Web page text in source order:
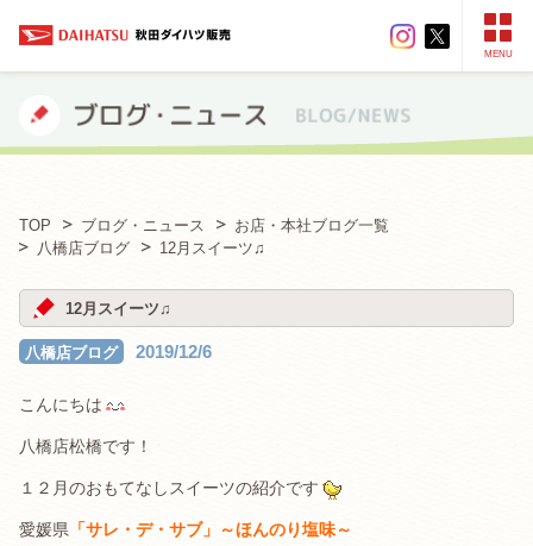
MENU
TOP ブログ・ニュース
お店・本社ブログ一覧
八橋店ブログ
12月スイーツ♫
12月スイーツ♫
八橋店ブログ 2019/12/6
こんにちは
八橋店松橋です！
１２月のおもてなしスイーツの紹介です
愛媛県 「サレ・デ・サブ」～ほんのり塩味～